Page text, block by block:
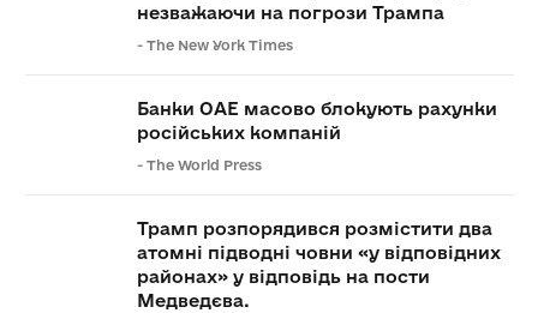
незважаючи на погрози Трампа
- The New York Times
Банки ОАЕ масово блокують рахунки
російських компаній
- The World Press
Трамп розпорядився розмістити два
атомні підводні човни «у відповідних
районах» у відповідь на пости
Медведєва.